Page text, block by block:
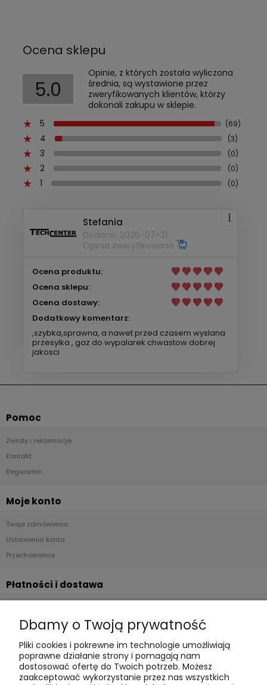
Ocena sklepu
5.0
Opinie, z których została wyliczona
średnia, są wystawione przez
zweryfikowanych klientów, którzy
dokonali zakupu w sklepie.
5
(69)
4 (3)
3 (0)
2 (0)
1 (0)
Stefania
Dodano: 2026-07-21
Opinia zweryfikowana
Ocena produktu:
Ocena sklepu:
Ocena dostawy:
Dodatkowy komentarz:
,szybka,sprawna, a nawet przed czasem wyslana
przesylka , gaz do wypalarek chwastow dobrej
jakosci
Pomoc
Zwroty i reklamacje
Kontakt
Regulamin
Moje konto
Twoje zamówienia
Ustawienia konta
Przechowalnia
Płatności i dostawa
Czas realizacji i koszty dostawy
Informacje
Polityka cookies
Dbamy o Twoją prywatność
Pliki cookies i pokrewne im technologie umożliwiają
poprawne działanie strony i pomagają nam
dostosować ofertę do Twoich potrzeb. Możesz
zaakceptować wykorzystanie przez nas wszystkich